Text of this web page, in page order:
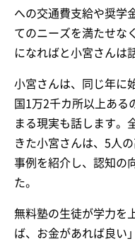
への交通費支給や奨学
てのニーズを満たせな
になればと小宮さんは
小宮さんは、同じ年に
国1万2千カ所以上ある
まる現実も話します。
きた小宮さんは、5人
事例を紹介し、認知の
た。
無料塾の生徒が学力を
ば、お金があれば良い